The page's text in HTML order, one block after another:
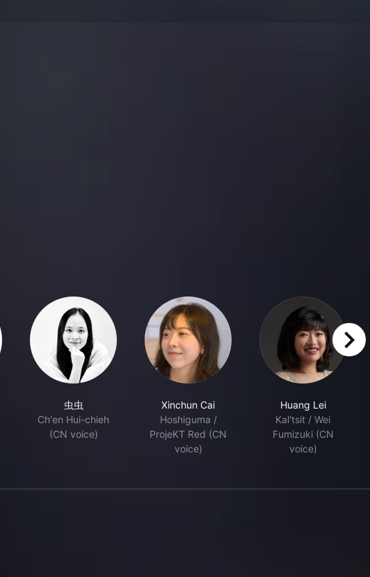
虫虫
Ch'en Hui-chieh
(CN voice)
Xinchun Cai
Hoshiguma /
ProjeKT Red (CN
voice)
Huang Lei
Kal'tsit / Wei
Fumizuki (CN
voice)
right